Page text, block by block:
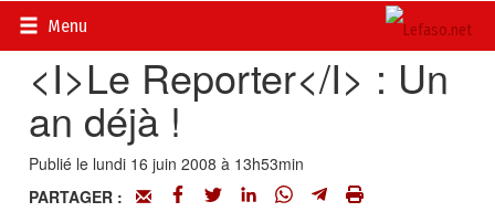
Menu
Accueil>
<I>Le Reporter</I> : Un
an déjà !
Publié le lundi 16 juin 2008 à 13h53min
PARTAGER :